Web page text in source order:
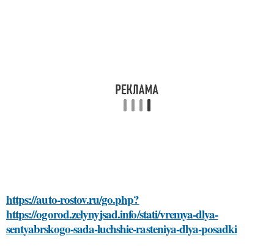
https://auto-rostov.ru/go.php?
https://ogorod.zelynyjsad.info/stati/vremya-dlya-
sentyabrskogo-sada-luchshie-rasteniya-dlya-posadki